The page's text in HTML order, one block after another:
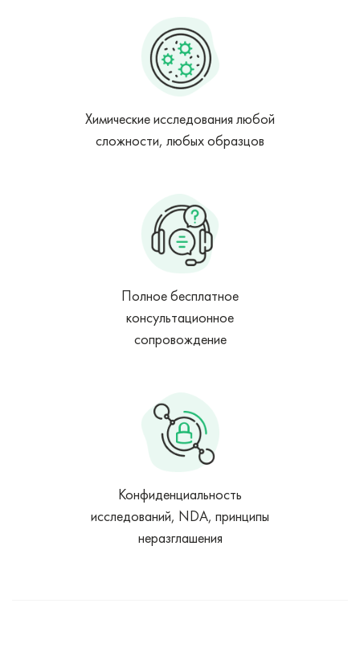
Химические исследования любой
сложности, любых образцов
Полное бесплатное
консультационное
сопровождение
Конфиденциальность
исследований, NDA, принципы
неразглашения